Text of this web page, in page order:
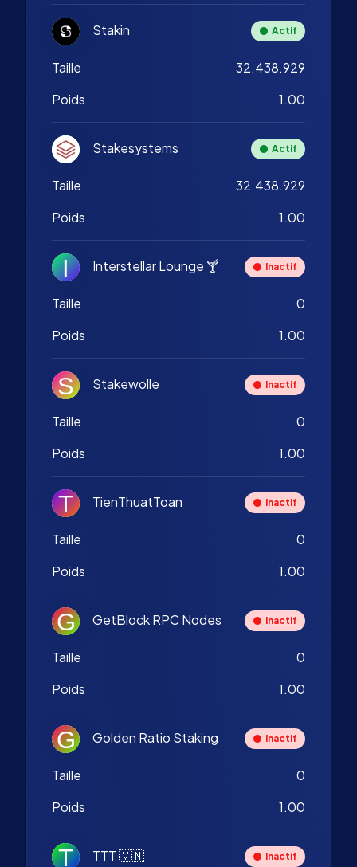
Stakin Actif
Taille
32.438.929
Poids
1.00
Stakesystems Actif
Taille
32.438.929
Poids
1.00
Interstellar Lounge 🍸 Inactif
Taille
0
Poids
1.00
Stakewolle Inactif
Taille
0
Poids
1.00
TienThuatToan Inactif
Taille
0
Poids
1.00
GetBlock RPC Nodes Inactif
Taille
0
Poids
1.00
Golden Ratio Staking Inactif
Taille
0
Poids
1.00
TTT 🇻🇳 Inactif